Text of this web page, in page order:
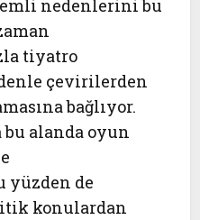
nedenlerini bu
tiyatro
çevirilerden
bağlıyor.
bu alanda oyun
yüzden de
konulardan